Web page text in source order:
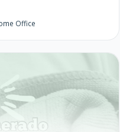
Office